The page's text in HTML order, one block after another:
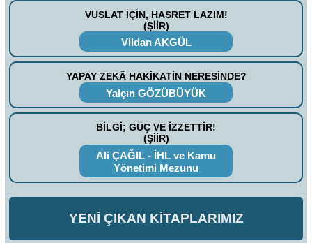
VUSLAT İÇİN, HASRET LAZIM!
(ŞİİR)
Vildan AKGÜL
YAPAY ZEKÂ HAKİKATİN NERESİNDE?
Yalçın GÖZÜBÜYÜK
BİLGİ; GÜÇ VE İZZETTİR!
(ŞİİR)
Ali ÇAĞIL - İHL ve Kamu
Yönetimi Mezunu
YENİ ÇIKAN KİTAPLARIMIZ